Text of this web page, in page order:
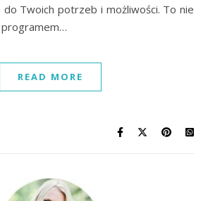
Twoich potrzeb i możliwości. To nie
programem…
READ MORE